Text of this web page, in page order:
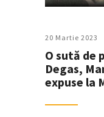
20 Martie 2023
O sută de
Degas,
expuse la